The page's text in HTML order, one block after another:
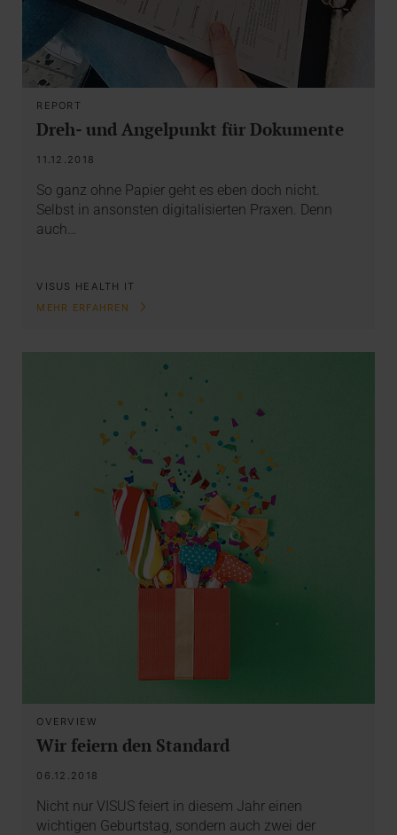
REPORT
Dreh- und Angelpunkt für Dokumente
11.12.2018
So ganz ohne Papier geht es eben doch nicht.
Selbst in ansonsten digitalisierten Praxen. Denn
auch…
VISUS HEALTH IT
MEHR ERFAHREN
OVERVIEW
Wir feiern den Standard
06.12.2018
Nicht nur VISUS feiert in diesem Jahr einen
wichtigen Geburtstag, sondern auch zwei der